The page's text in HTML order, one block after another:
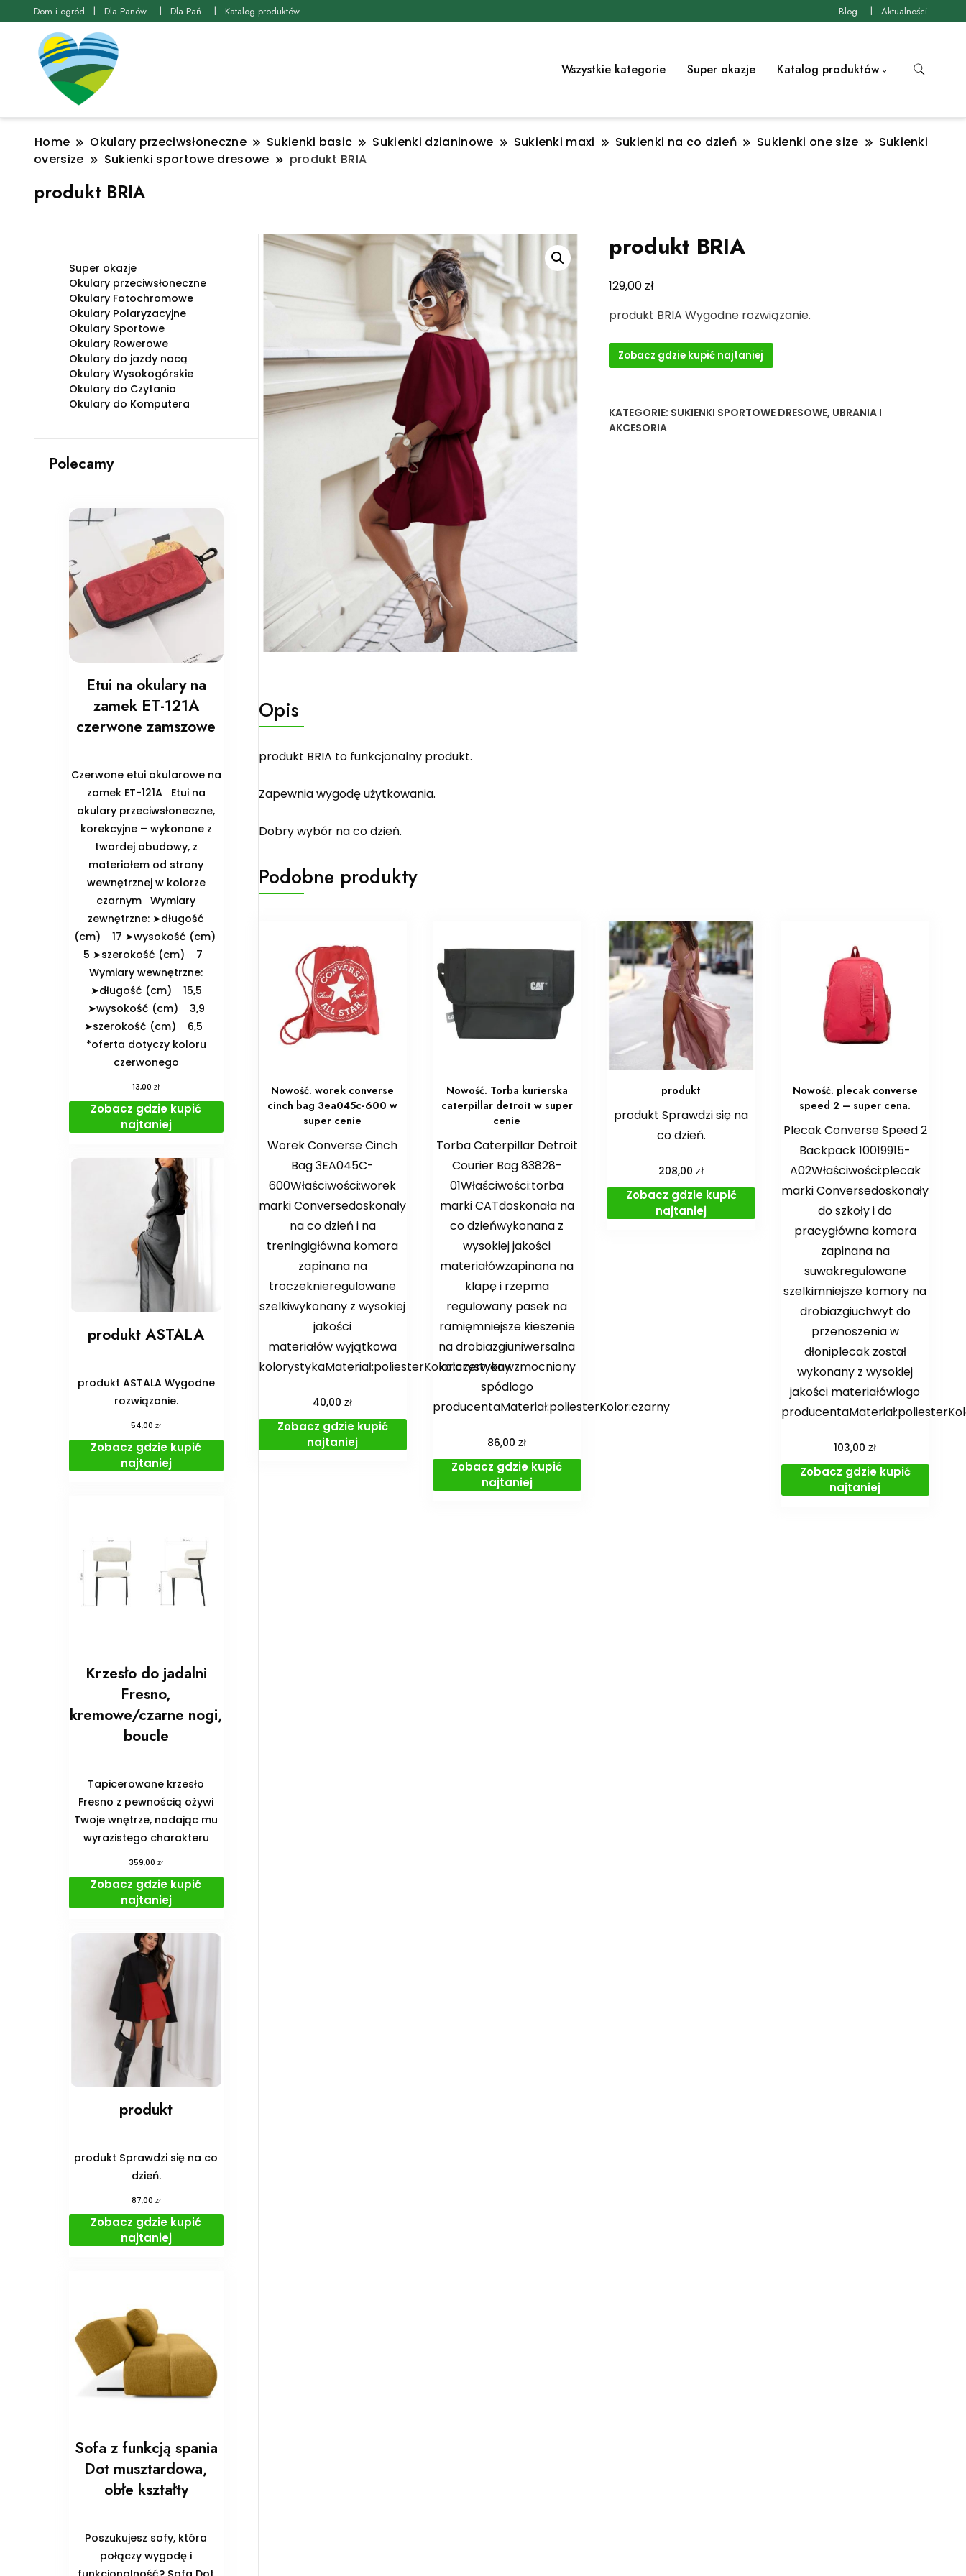
Dom i ogród Dla Panów Dla Pań Katalog produktów Blog Aktualności
Wszystkie kategorie Super okazje Katalog produktów
Home Okulary przeciwsłoneczne Sukienki basic Sukienki dzianinowe Sukienki maxi Sukienki na co dzień Sukienki one size
Sukienki
oversize
Sukienki sportowe dresowe produkt BRIA
produkt BRIA
produkt BRIA
129,00zł
produkt BRIA Wygodne rozwiązanie.
Zobacz gdzie kupić najtaniej
KATEGORIE: SUKIENKI SPORTOWE DRESOWE, UBRANIA I
AKCESORIA
Opis
produkt BRIA to funkcjonalny produkt.
Zapewnia wygodę użytkowania.
Dobry wybór na co dzień.
Podobne produkty
Nowość. worek converse
cinch bag 3ea045c-600 w
super cenie
Worek Converse Cinch
Bag 3EA045C-
600Właściwości:worek
marki Conversedoskonały
na co dzień i na
treningigłówna komora
zapinana na
troczeknieregulowane
szelkiwykonany z wysokiej
jakości
materiałów wyjątkowa
kolorystykaMateriał:poliesterKolor:czerwony
40,00zł
Zobacz gdzie kupić
najtaniej
Nowość. Torba kurierska
caterpillar detroit w super
cenie
Torba Caterpillar Detroit
Courier Bag 83828-
01Właściwości:torba
marki CATdoskonała na
co dzieńwykonana z
wysokiej jakości
materiałówzapinana na
klapę i rzepma
regulowany pasek na
ramięmniejsze kieszenie
na drobiazgiuniwersalna
kolorystykawzmocniony
spódlogo
producentaMateriał:poliesterKolor:czarny
86,00zł
Zobacz gdzie kupić
najtaniej
produkt
produkt Sprawdzi się na
co dzień.
208,00zł
Zobacz gdzie kupić
najtaniej
Nowość. plecak converse
speed 2 – super cena.
Plecak Converse Speed 2
Backpack 10019915-
A02Właściwości:plecak
marki Conversedoskonały
do szkoły i do
pracygłówna komora
zapinana na
suwakregulowane
szelkimniejsze komory na
drobiazgiuchwyt do
przenoszenia w
dłoniplecak został
wykonany z wysokiej
jakości materiałówlogo
103,00zł
Zobacz gdzie kupić
najtaniej
Super okazje
Okulary przeciwsłoneczne
Okulary Fotochromowe
Okulary Polaryzacyjne
Okulary Sportowe
Okulary Rowerowe
Okulary do jazdy nocą
Okulary Wysokogórskie
Okulary do Czytania
Okulary do Komputera
Polecamy
Etui na okulary na
zamek ET-121A
czerwone zamszowe
Czerwone etui okularowe na
zamek ET-121A Etui na
okulary przeciwsłoneczne,
korekcyjne – wykonane z
twardej obudowy, z
materiałem od strony
wewnętrznej w kolorze
czarnym ️Wymiary
zewnętrzne: ➤długość
(cm) 17 ➤wysokość (cm)
5 ➤szerokość (cm) 7
️Wymiary wewnętrzne:
➤długość (cm) 15,5
➤wysokość (cm) 3,9
➤szerokość (cm) 6,5
*oferta dotyczy koloru
czerwonego
13,00zł
Zobacz gdzie kupić
najtaniej
produkt ASTALA
produkt ASTALA Wygodne
rozwiązanie.
54,00zł
Zobacz gdzie kupić
najtaniej
Krzesło do jadalni
Fresno,
kremowe/czarne nogi,
boucle
Tapicerowane krzesło
Fresno z pewnością ożywi
Twoje wnętrze, nadając mu
wyrazistego charakteru
359,00zł
Zobacz gdzie kupić
najtaniej
produkt
produkt Sprawdzi się na co
dzień.
87,00 zł
Zobacz gdzie kupić
najtaniej
Sofa z funkcją spania
Dot musztardowa,
obłe kształty
Poszukujesz sofy, która
połączy wygodę i